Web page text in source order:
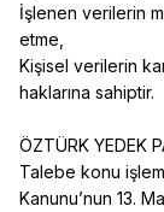
İşlenen verilerin
etme,
Kişisel verilerin
haklarına sahiptir.
ÖZTÜRK YEDEK
Talebe konu
Kanunu’nun 13.